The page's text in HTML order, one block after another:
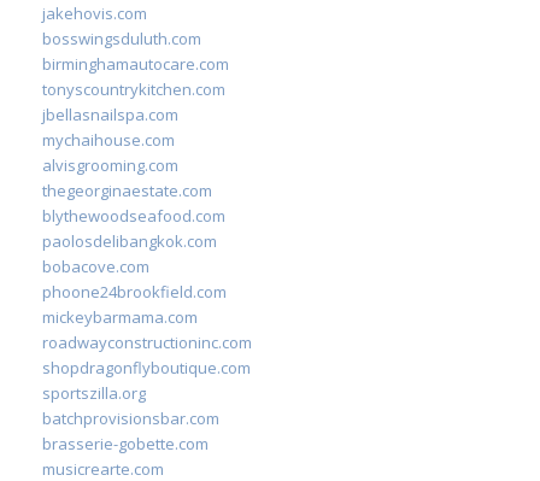
jakehovis.com
bosswingsduluth.com
birminghamautocare.com
tonyscountrykitchen.com
jbellasnailspa.com
mychaihouse.com
alvisgrooming.com
thegeorginaestate.com
blythewoodseafood.com
paolosdelibangkok.com
bobacove.com
phoone24brookfield.com
mickeybarmama.com
roadwayconstructioninc.com
shopdragonflyboutique.com
sportszilla.org
batchprovisionsbar.com
brasserie-gobette.com
musicrearte.com